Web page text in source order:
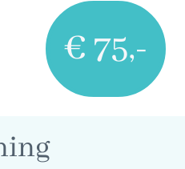
€ 75,-